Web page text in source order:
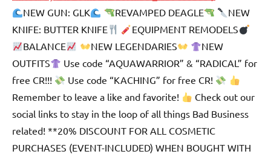
NEW GUN: GLK
REVAMPED DEAGLE
NEW
KNIFE: BUTTER KNIFE
EQUIPMENT REMODELS
BALANCE
NEW LEGENDARIES
NEW
OUTFITS
Use code “AQUAWARRIOR” & “RADICAL” for
free CR!!!
Use code “KACHING” for free CR!
Remember to leave a like and favorite!
Check out our
social links to stay in the loop of all things Bad Business
related! **20% DISCOUNT FOR ALL COSMETIC
PURCHASES (EVENT-INCLUDED) WHEN BOUGHT WITH